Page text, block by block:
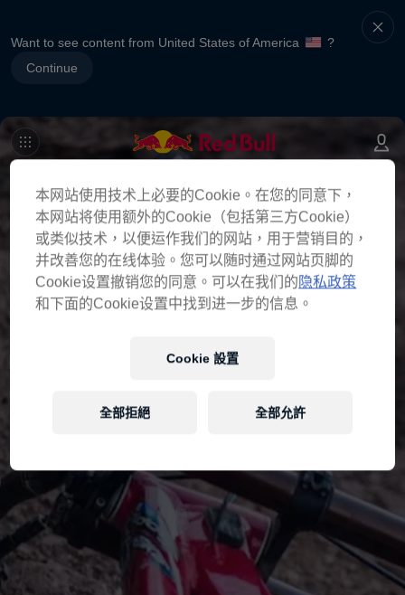
Want to see content from United States of America
?
Continue
本网站使用技术上必要的Cookie。在您的同意下，
本网站将使用额外的Cookie（包括第三方Cookie）
或类似技术，以便运作我们的网站，用于营销目的，
并改善您的在线体验。您可以随时通过网站页脚的
Cookie设置撤销您的同意。可以在我们的隐私政策
和下面的Cookie设置中找到进一步的信息。
Cookie 設置
全部拒絕 全部允許